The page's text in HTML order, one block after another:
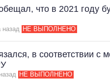
что в 2021 году
назад НЕ ВЫПОЛНЕНО
в соответствии
НЕ ВЫПОЛНЕНО